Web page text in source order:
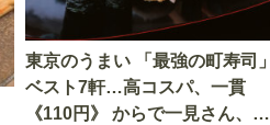
東京のうまい 「最強の町寿司」
ベスト7軒…高コスパ、一貫
《110円》 からで一見さん、ソ